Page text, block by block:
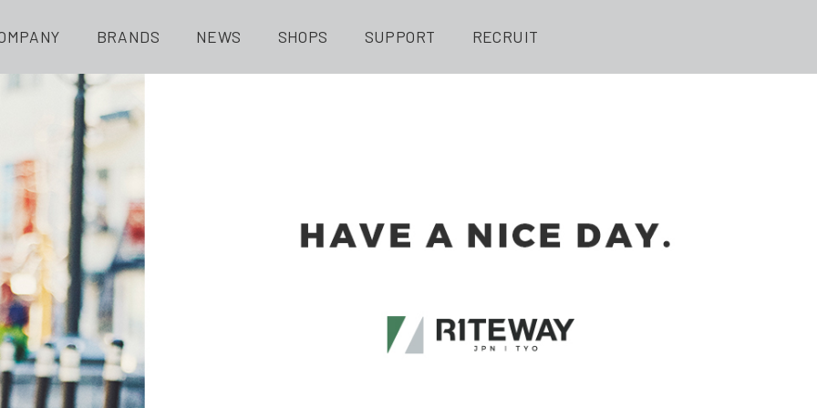
BRANDS NEWS SHOPS SUPPORT RECRUIT